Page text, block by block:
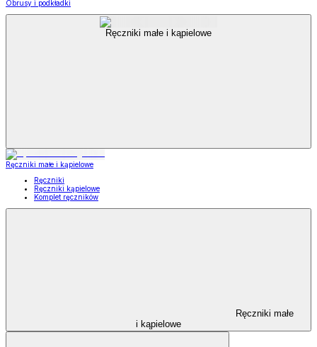
Obrusy i podkładki
Ręczniki małe i kąpielowe
Ręczniki małe i kąpielowe
Ręczniki
Ręczniki kąpielowe
Komplet ręczników
Ręczniki małe
i kąpielowe